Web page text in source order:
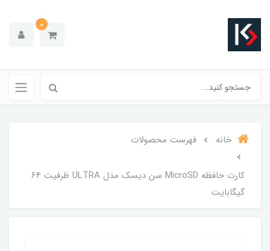
0
خانه فهرست محصولات
کارت حافظه MicroSD سن دیسک مدل ULTRA ظرفیت 64
گیگابایت